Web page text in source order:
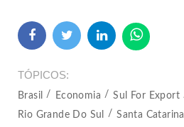
TÓPICOS
Brasil Economia Sul For Export
Rio Grande Do Sul
Santa Catarina